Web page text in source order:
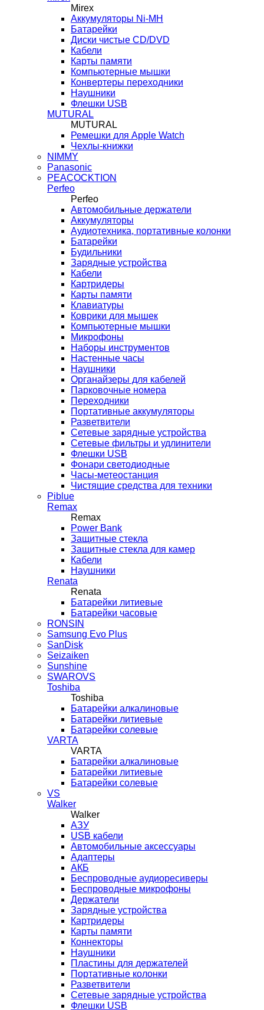
Mirex
Аккумуляторы Ni-MH
Батарейки
Диски чистые CD/DVD
Кабели
Карты памяти
Компьютерные мышки
Конвертеры переходники
Наушники
Флешки USB
MUTURAL
MUTURAL
Ремешки для Apple Watch
Чехлы-книжки
NIMMY
Panasonic
PEACOCKTION
Perfeo
Perfeo
Автомобильные держатели
Аккумуляторы
Аудиотехника, портативные колонки
Батарейки
Будильники
Зарядные устройства
Кабели
Картридеры
Карты памяти
Клавиатуры
Коврики для мышек
Компьютерные мышки
Микрофоны
Наборы инструментов
Настенные часы
Наушники
Органайзеры для кабелей
Парковочные номера
Переходники
Портативные аккумуляторы
Разветвители
Сетевые зарядные устройства
Сетевые фильтры и удлинители
Флешки USB
Фонари светодиодные
Часы-метеостанция
Чистящие средства для техники
Piblue
Remax
Remax
Power Bank
Защитные стекла
Защитные стекла для камер
Кабели
Наушники
Renata
Renata
Батарейки литиевые
Батарейки часовые
RONSIN
Samsung Evo Plus
SanDisk
Seizaiken
Sunshine
SWAROVS
Toshiba
Toshiba
Батарейки алкалиновые
Батарейки литиевые
Батарейки солевые
VARTA
VARTA
Батарейки алкалиновые
Батарейки литиевые
Батарейки солевые
VS
Walker
Walker
AЗУ
USB кабели
Автомобильные аксессуары
Адаптеры
АКБ
Беспроводные аудиоресиверы
Беспроводные микрофоны
Держатели
Зарядные устройства
Картридеры
Карты памяти
Коннекторы
Наушники
Пластины для держателей
Портативные колонки
Разветвители
Сетевые зарядные устройства
Флешки USB